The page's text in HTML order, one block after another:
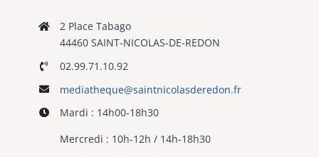
2 Place Tabago
44460 SAINT-NICOLAS-DE-REDON
02.99.71.10.92
mediatheque@saintnicolasderedon.fr
Mardi : 14h00-18h30
Mercredi : 10h-12h / 14h-18h30